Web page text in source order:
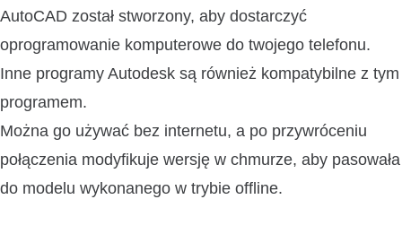
AutoCAD został stworzony, aby dostarczyć
oprogramowanie komputerowe do twojego telefonu.
Inne programy Autodesk są również kompatybilne z tym
programem.
Można go używać bez internetu, a po przywróceniu
połączenia modyfikuje wersję w chmurze, aby pasowała
do modelu wykonanego w trybie offline.